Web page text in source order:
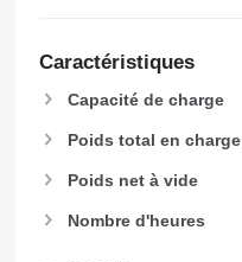
6150 R
6170
6175
6195 R
7626
7718
7719
7724
Caractéristiques
Capacité de charge
Poids total en charge
Poids net à vide
Nombre d'heures